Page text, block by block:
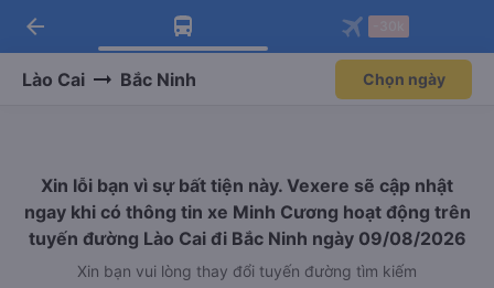
Tải app Vexere ngay!
Nhận ưu đãi thành viên độc
Mở app
Tải app Vexere
-30k/ghế khi đặt vé máy bay qua
Mở app
arrow_back
Lào Cai Bắc Ninh Chọn ngày
Xin lỗi bạn vì sự bất tiện này. Vexere sẽ cập nhật
ngay khi có thông tin xe Minh Cương hoạt động trên
tuyến đường Lào Cai đi Bắc Ninh ngày 09/08/2026
Xin bạn vui lòng thay đổi tuyến đường tìm kiếm